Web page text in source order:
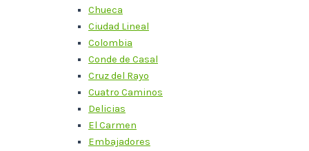
Chueca
Ciudad Lineal
Colombia
Conde de Casal
Cruz del Rayo
Cuatro Caminos
Delicias
El Carmen
Embajadores